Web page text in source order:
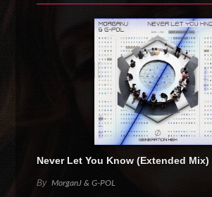
Never Let You Know (Extended Mix)
By MorganJ & G-POL